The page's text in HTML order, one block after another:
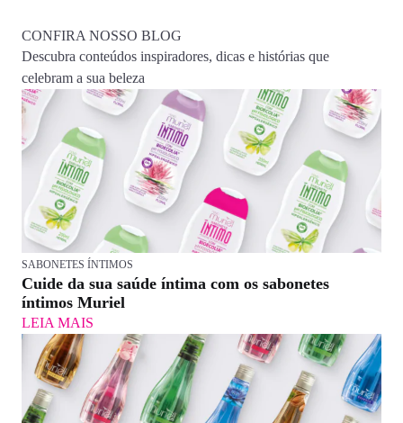
CONFIRA NOSSO BLOG
Descubra conteúdos inspiradores, dicas e histórias que
celebram a sua beleza
SABONETES ÍNTIMOS
Cuide da sua saúde íntima com os sabonetes
íntimos Muriel
LEIA MAIS